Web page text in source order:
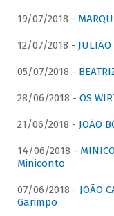
19/07/2018 -
12/07/2018 -
05/07/2018 -
28/06/2018 - OS
21/06/2018 - JOÃO
14/06/2018 -
Miniconto
07/06/2018 - JOÃO
Garimpo